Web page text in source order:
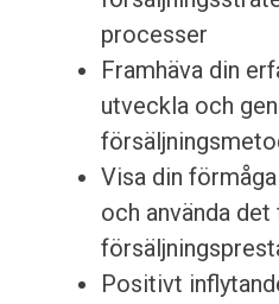
processer
Framhäva din
utveckla och
Visa din
och använda
Positivt